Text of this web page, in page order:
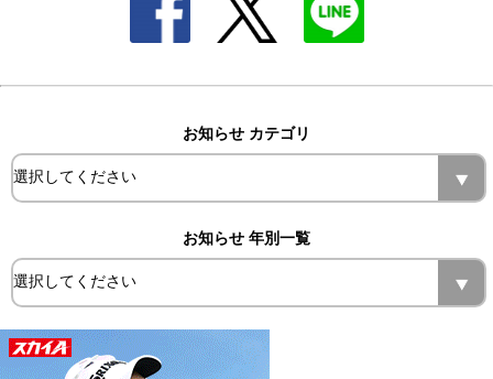
お知らせ カテゴリ
お知らせ 年別一覧